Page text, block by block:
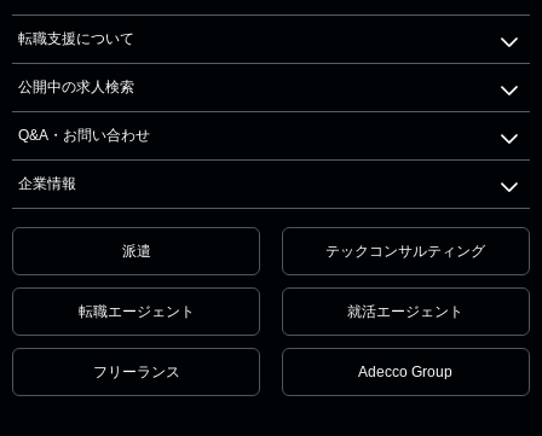
転職支援について
公開中の求人検索
Q&A・お問い合わせ
企業情報
派遣 テックコンサルティング
転職エージェント 就活エージェント
フリーランス Adecco Group